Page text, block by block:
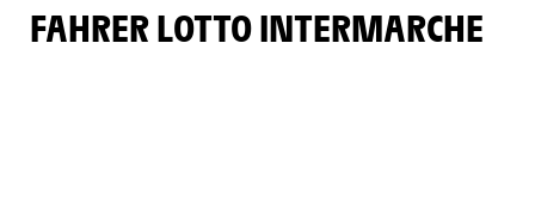
FAHRER LOTTO INTERMARCHE